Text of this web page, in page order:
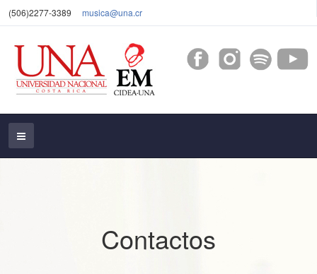
(506)2277-3389 musica@una.cr
Contactos